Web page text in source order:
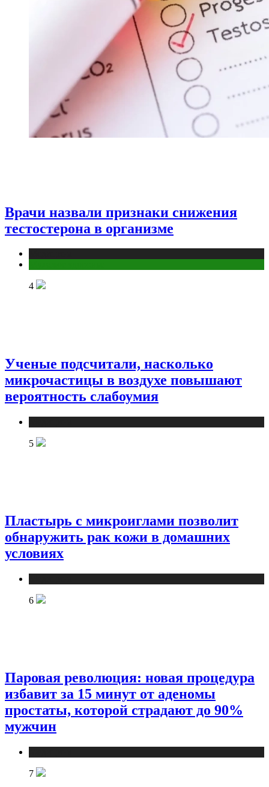
Врачи назвали признаки снижения
тестостерона в организме
4
Ученые подсчитали, насколько
микрочастицы в воздухе повышают
вероятность слабоумия
5
Пластырь с микроиглами позволит
обнаружить рак кожи в домашних
условиях
6
Паровая революция: новая процедура
избавит за 15 минут от аденомы
простаты, которой страдают до 90%
мужчин
7